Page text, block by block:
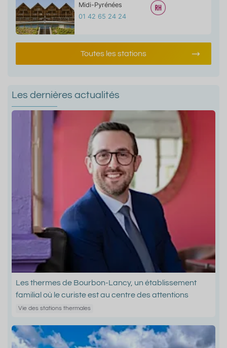
Midi-Pyrénées
01 42 65 24 24
Toutes les stations
Les dernières actualités
Les thermes de Bourbon-Lancy, un établissement
familial où le curiste est au centre des attentions
Vie des stations thermales